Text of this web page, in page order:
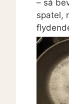
– så
spatel,